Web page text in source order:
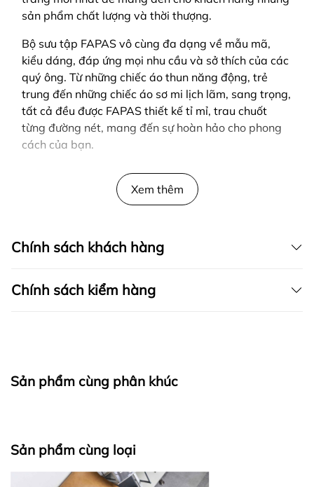
sản phẩm chất lượng và thời thượng.
Bộ sưu tập FAPAS vô cùng đa dạng về mẫu mã,
kiểu dáng, đáp ứng mọi nhu cầu và sở thích của các
quý ông. Từ những chiếc áo thun năng động, trẻ
trung đến những chiếc áo sơ mi lịch lãm, sang trọng,
tất cả đều được FAPAS thiết kế tỉ mỉ, trau chuốt
từng đường nét, mang đến sự hoàn hảo cho phong
cách của bạn.
SẢN PHẨM ĐƯỢC THIẾT KẾ BỞI FAPAS
Xem thêm
Chính sách khách hàng
Chính sách kiểm hàng
Sản phẩm cùng phân khúc
Sản phẩm cùng loại